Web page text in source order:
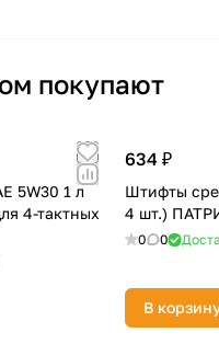
покупают
5W30 1 л
4-тактных
634 ₽
Штифты
4 шт.)
0 0
В